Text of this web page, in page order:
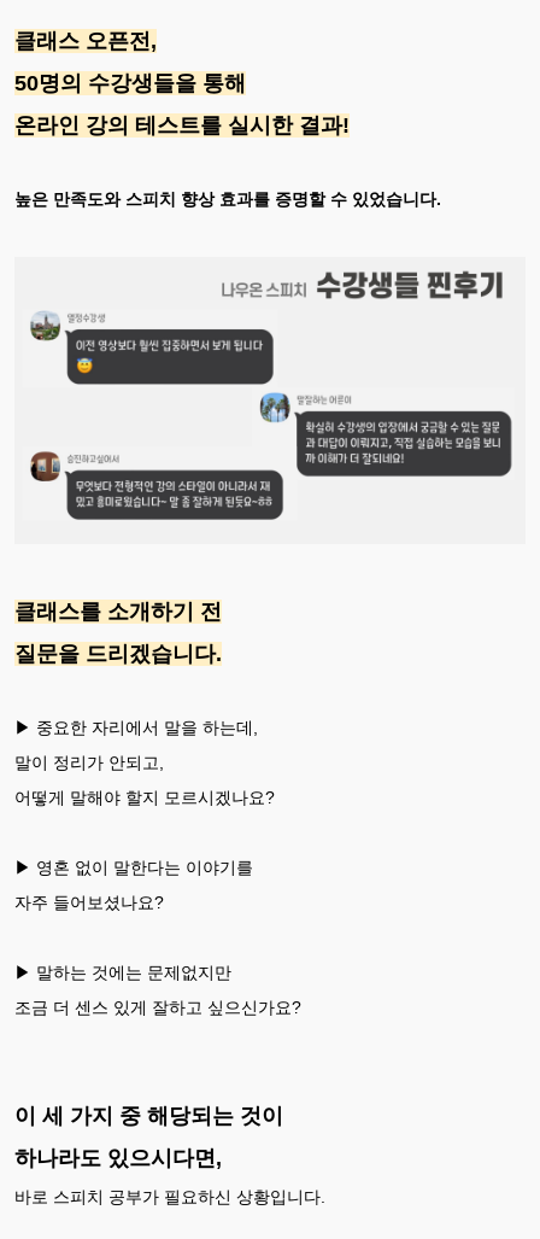
클래스 오픈전,
50명의 수강생들을 통해
온라인 강의 테스트를 실시한 결과!
높은 만족도와 스피치 향상 효과를 증명할 수 있었습니다.
클래스를 소개하기 전
질문을 드리겠습니다.
▶ 중요한 자리에서 말을 하는데,
말이 정리가 안되고,
어떻게 말해야 할지 모르시겠나요?
▶ 영혼 없이 말한다는 이야기를
자주 들어보셨나요?
▶ 말하는 것에는 문제없지만
조금 더 센스 있게 잘하고 싶으신가요?
이 세 가지 중 해당되는 것이
하나라도 있으시다면,
바로 스피치 공부가 필요하신 상황입니다.